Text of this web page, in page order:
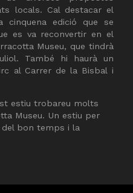
locals. Cal destacar el
cinquena edició que se
es va reconvertir en el
Museu, que tindrà
També hi haurà un
al Carrer de la Bisbal i
estiu trobareu molts
Museu. Un estiu per
del bon temps i la